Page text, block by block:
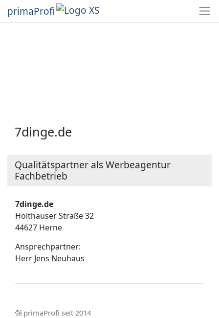
primaProfi
7dinge.de
Qualitätspartner als Werbeagentur
Fachbetrieb
7dinge.de
Holthauser Straße 32
44627 Herne
Ansprechpartner:
Herr Jens Neuhaus
primaProfi seit 2014